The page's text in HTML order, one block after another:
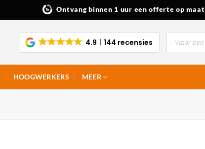
Ontvang binnen 1 uur een offerte op maat
4.9 144 recensies
Producten
zoeken
HOOGWERKERS MEER